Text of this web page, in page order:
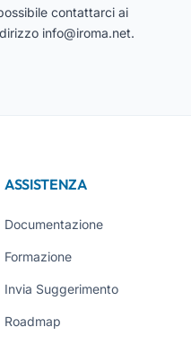
contattarci ai
info@iroma.net.
ASSISTENZA
Documentazione
Formazione
Invia Suggerimento
Roadmap